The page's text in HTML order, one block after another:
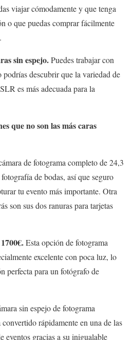
viajar cómodamente y que tenga
o que puedas comprar fácilmente
sin espejo.Puedes trabajar con
podrías descubrir que la variedad de
es más adecuada para la
que no son las más caras
de fotograma completo de 24,3
de bodas, así que seguro
tu evento más importante. Otra
son sus dos ranuras para tarjetas
Esta opción de fotograma
excelente con poca luz, lo
perfecta para un fotógrafo de
sin espejo de fotograma
rápidamente en una de las
eventos gracias a su inigualable